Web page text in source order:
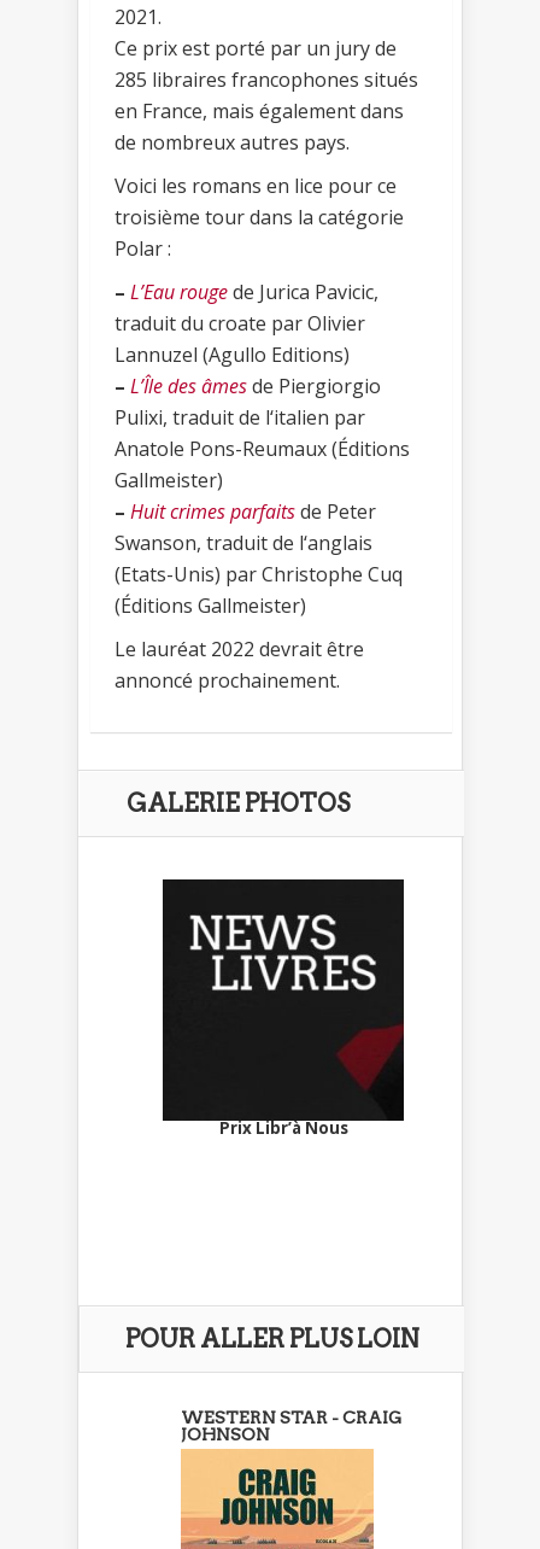
2021.
Ce prix est porté par un jury de
285 libraires francophones situés
en France, mais également dans
de nombreux autres pays.
Voici les romans en lice pour ce
troisième tour dans la catégorie
Polar :
– L’Eau rougede Jurica Pavicic,
traduit du croate par Olivier
Lannuzel (Agullo Editions)
– L’Île des âmesde Piergiorgio
Pulixi, traduit de l‘italien par
Anatole Pons-Reumaux (Éditions
Gallmeister)
– Huit crimes parfaitsde Peter
Swanson, traduit de l‘anglais
(Etats-Unis) par Christophe Cuq
(Éditions Gallmeister)
Le lauréat 2022 devrait être
annoncé prochainement.
GALERIE PHOTOS
Prix Libr’à Nous
POUR ALLER PLUS LOIN
WESTERN STAR - CRAIG
JOHNSON